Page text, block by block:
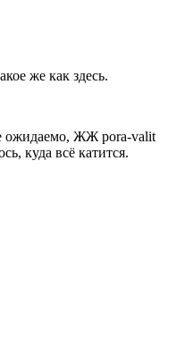
же как здесь.
ожидаемо, ЖЖ pora-valit
куда всё катится.